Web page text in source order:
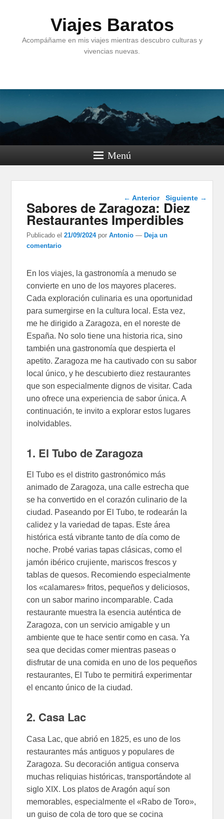
Viajes Baratos
Acompáñame en mis viajes mientras descubro culturas y
vivencias nuevas.
Menú
Navegación de
entradas
← Anterior Siguiente →
Sabores de Zaragoza: Diez
Restaurantes Imperdibles
Publicado el 21/09/2024 porAntonio —Deja un
comentario
En los viajes, la gastronomía a menudo se
convierte en uno de los mayores placeres.
Cada exploración culinaria es una oportunidad
para sumergirse en la cultura local. Esta vez,
me he dirigido a Zaragoza, en el noreste de
España. No solo tiene una historia rica, sino
también una gastronomía que despierta el
apetito. Zaragoza me ha cautivado con su sabor
local único, y he descubierto diez restaurantes
que son especialmente dignos de visitar. Cada
uno ofrece una experiencia de sabor única. A
continuación, te invito a explorar estos lugares
inolvidables.
1. El Tubo de Zaragoza
El Tubo es el distrito gastronómico más
animado de Zaragoza, una calle estrecha que
se ha convertido en el corazón culinario de la
ciudad. Paseando por El Tubo, te rodearán la
calidez y la variedad de tapas. Este área
histórica está vibrante tanto de día como de
noche. Probé varias tapas clásicas, como el
jamón ibérico crujiente, mariscos frescos y
tablas de quesos. Recomiendo especialmente
los «calamares» fritos, pequeños y deliciosos,
con un sabor marino incomparable. Cada
restaurante muestra la esencia auténtica de
Zaragoza, con un servicio amigable y un
ambiente que te hace sentir como en casa. Ya
sea que decidas comer mientras paseas o
disfrutar de una comida en uno de los pequeños
restaurantes, El Tubo te permitirá experimentar
el encanto único de la ciudad.
2. Casa Lac
Casa Lac, que abrió en 1825, es uno de los
restaurantes más antiguos y populares de
Zaragoza. Su decoración antigua conserva
muchas reliquias históricas, transportándote al
siglo XIX. Los platos de Aragón aquí son
memorables, especialmente el «Rabo de Toro»,
un guiso de cola de toro que se cocina